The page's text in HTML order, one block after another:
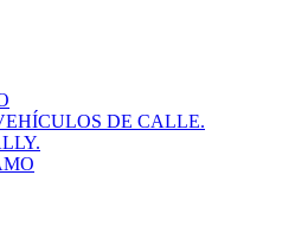
DE CALLE.